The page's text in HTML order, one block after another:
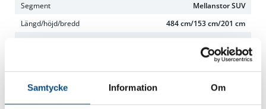
Samtycke Information Om
Segment
Mellanstor SUV
Längd/höjd/bredd
484 cm/153 cm/201 cm
Tjänstevikt
2232 kg
75 kg
Totalvikt släp, B
750 kg